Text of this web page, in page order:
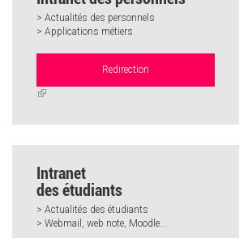
> Actualités des personnels
> Applications métiers
Redirection
(link
Intranet
des étudiants
> Actualités des étudiants
> Webmail, web note, Moodle...